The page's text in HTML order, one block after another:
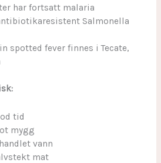
har fortsatt malaria
Salmonella
spotted fever finnes i Tecate,
tid
mygg
vann
mat